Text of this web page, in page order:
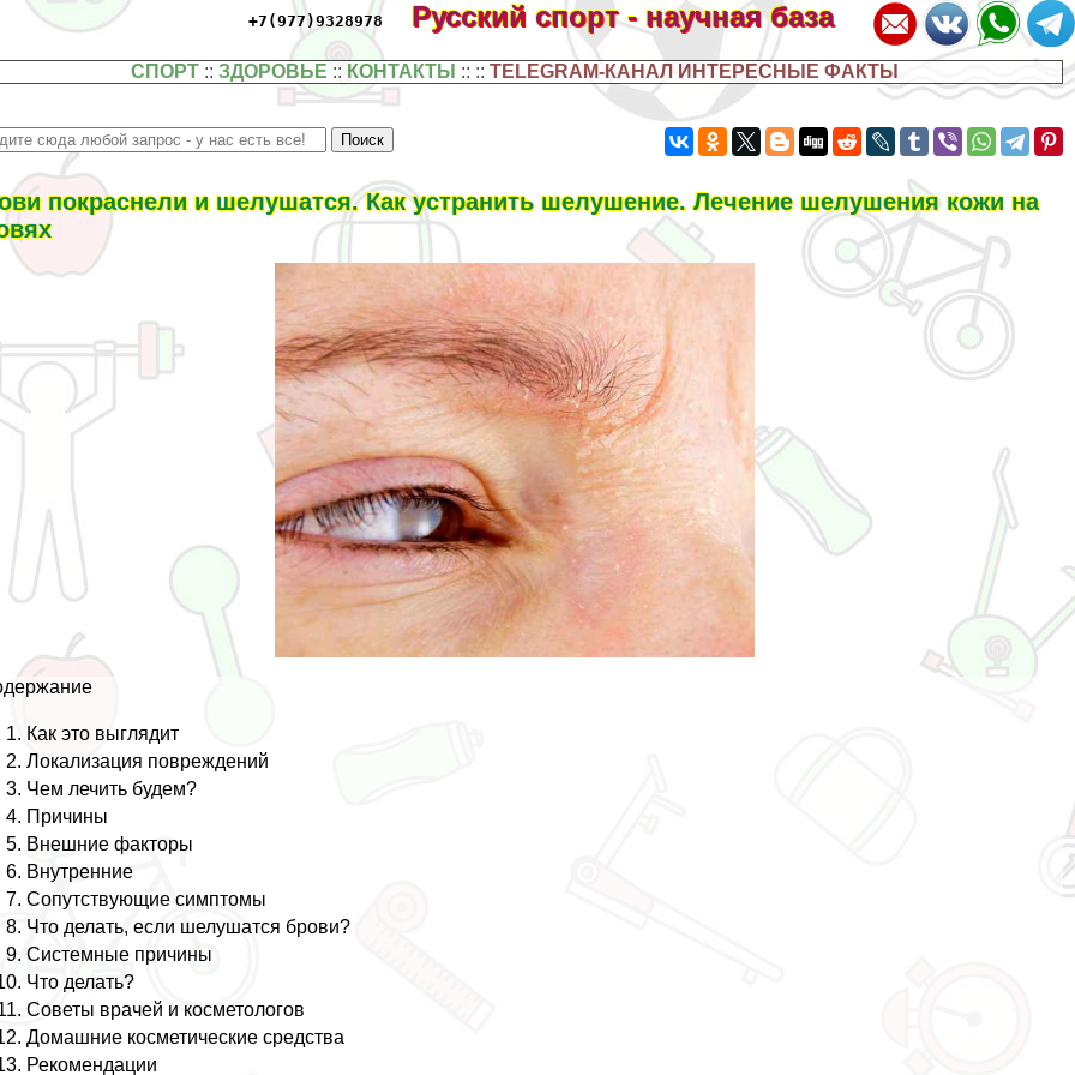
+7(977)9328978 Русский спорт - научная база
СПОРТ ::ЗДОРОВЬЕ :: КОНТАКТЫ :: ::TELEGRAM-КАНАЛ ИНТЕРЕСНЫЕ ФАКТЫ
покраснели и шелушатся. Как устранить шелушение. Лечение шелушения кожи на
Как это выглядит
Локализация повреждений
Чем лечить будем?
Причины
Внешние факторы
Внутренние
Сопутствующие симптомы
Что делать, если шелушатся брови?
Системные причины
Что делать?
Советы врачей и косметологов
Домашние косметические средства
Рекомендации